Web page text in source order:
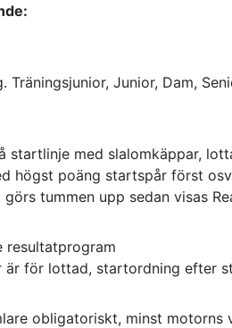
Träningsjunior, Junior, Dam,
startlinje med slalomkäppar,
högst poäng startspår först
tummen upp sedan visas
resultatprogram
är för lottad, startordning efter
obligatoriskt, minst